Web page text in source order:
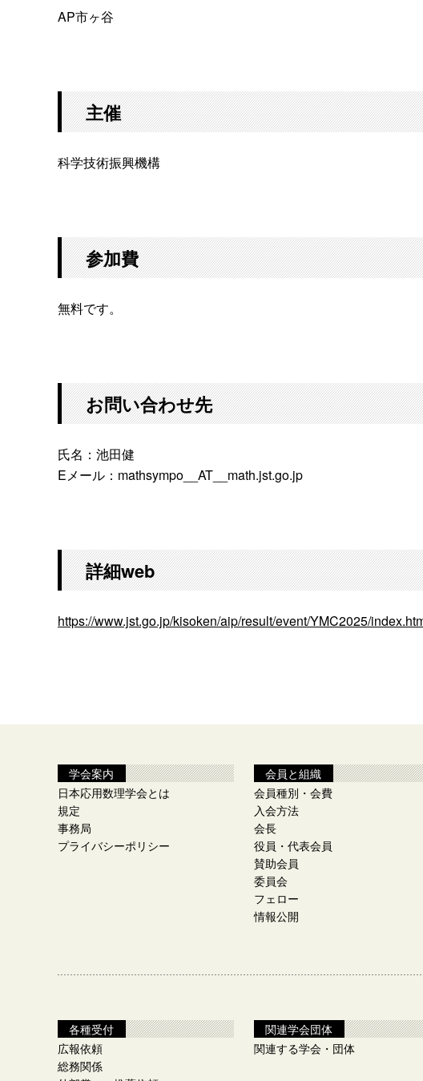
AP市ヶ谷
主催
科学技術振興機構
参加費
無料です。
お問い合わせ先
氏名：池田健
Eメール：mathsympo__AT__math.jst.go.jp
詳細web
https://www.jst.go.jp/kisoken/aip/result/event/YMC2025/
学会案内
日本応用数理学会とは
規定
事務局
プライバシーポリシー
会員と組織
会員種別・会費
入会方法
会長
役員・代表会員
賛助会員
委員会
フェロー
情報公開
各種受付
広報依頼
総務関係
関連学会団体
関連する学会・団体